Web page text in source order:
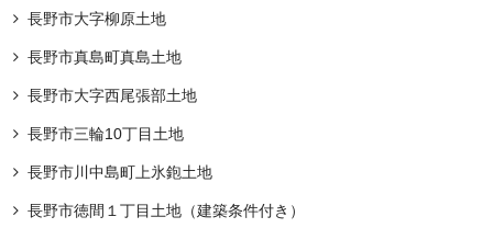
長野市大字柳原土地
長野市真島町真島土地
長野市大字西尾張部土地
長野市三輪10丁目土地
長野市川中島町上氷鉋土地
長野市徳間１丁目土地（建築条件付き）